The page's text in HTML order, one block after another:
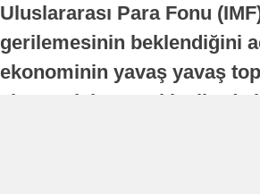
Uluslararası Para Fonu
gerilemesinin beklendiğini
ekonominin yavaş yavaş
ekonomisi, sonraki